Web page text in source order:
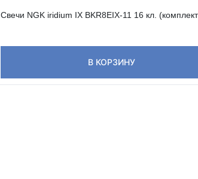
Свечи NGK iridium IX BKR8EIX-11 16 кл.
В КОРЗИНУ